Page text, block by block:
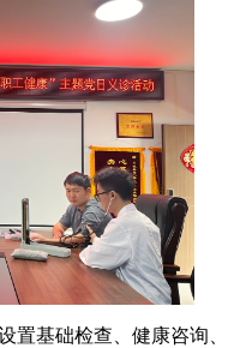
置基础检查、健康咨询、